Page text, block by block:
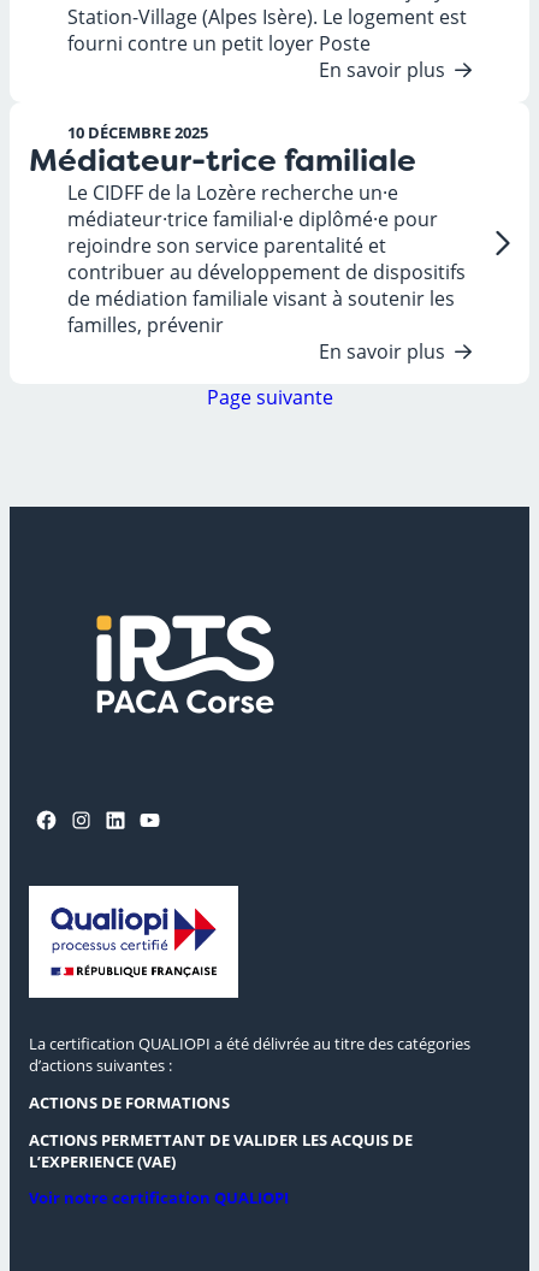
Station-Village (Alpes Isère). Le logement est
fourni contre un petit loyer Poste
En savoir plus
10 DÉCEMBRE 2025
Médiateur-trice familiale
Le CIDFF de la Lozère recherche un·e
médiateur·trice familial·e diplômé·e pour
rejoindre son service parentalité et
contribuer au développement de dispositifs
de médiation familiale visant à soutenir les
familles, prévenir
En savoir plus
Page suivante
Facebook Instagram LinkedIn YouTube
La certification QUALIOPI a été délivrée au titre des catégories
d’actions suivantes :
ACTIONS DE FORMATIONS
ACTIONS PERMETTANT DE VALIDER LES ACQUIS DE
L’EXPERIENCE (VAE)
Voir notre certification QUALIOPI